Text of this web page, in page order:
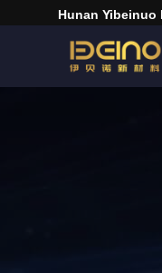
Hunan Yibeinuo